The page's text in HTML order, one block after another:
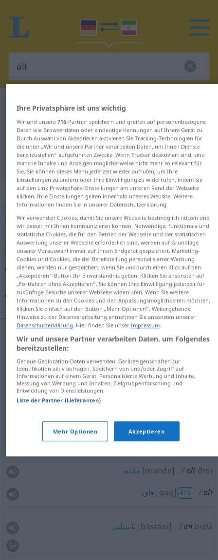
Deutsch-Persisch Wörterbuch
Deutsch-Persisch Übersetzung für
"alt"
"alt" Persisch Übersetzung
„alt“
Übersicht aller Übersetzungen
(Für mehr Details die Übersetzung anklicken/antippen)
كهنه, قدیمی, پیر, مسن بیات, مانده, قاق
باستانی
كهنه [kohne] alt
قدیمی [ġadimi]
مانده [mānde] alt Brot
قاق [qāq] AFG alt
باستانی [bāstāni] alt antik
Ihre Privatsphäre ist uns wichtig
Wir und unsere 716-Partner speichern und greifen auf personenbezogene
Daten wie Browserdaten oder eindeutige Kennungen auf Ihrem Gerät zu.
Durch Auswahl von Akzeptieren aktivieren Sie Tracking-Technologien für
die unter „Wir und unsere Partner verarbeiten Daten, um Ihnen Dienste
bereitzustellen“ aufgeführten Zwecke. Wenn Tracker deaktiviert sind, sind
manche Inhalte und Anzeigen möglicherweise nicht mehr so relevant für
Sie. Sie können dieses Menü jederzeit wieder aufrufen, um Ihre
Einstellungen zu ändern oder Ihre Einwilligung zu widerrufen, indem Sie
auf den Link Privatsphäre-Einstellungen am unteren Rand der Webseite
klicken. Ihre Einstellungen gelten innerhalb unseres Website. Weitere
Informationen finden Sie in unserer Datenschutzerklärung.
Wir verwenden Cookies, damit Sie unsere Webseite bestmöglich nutzen und
wir besser mit Ihnen kommunizieren können. Notwendige, funktionale und
statistische Cookies, die für den Betrieb der Webseite und der statistischen
Auswertung unserer Webseite erforderlich sind, werden auf Grundlage
unserer Vorauswahl immer auf Ihrem Endgerät gespeichert. Marketing-
Cookies und Cookies, die der Bereitstellung personalisierter Werbung
dienen, werden nur gespeichert, wenn Sie uns durch einen Klick auf den
„Akzeptieren“-Button Ihr Einverständnis geben. Klicken Sie ansonsten auf
„Fortfahren ohne Akzeptieren“. Sie können Ihre Einwilligung jederzeit für
zukünftige Besuche unserer Webseite widerrufen. Wenn Sie weitere
Informationen zu den Cookies und den Anpassungsmöglichkeiten möchten,
klicken Sie einfach auf den Button „Mehr Optionen“. Weitergehende
Hinweise zu der Datenverarbeitung entnehmen Sie ansonsten unserer
Datenschutzerklärung. Hier finden Sie unser Impressum.
Wir und unsere Partner verarbeiten Daten, um Folgendes
bereitzustellen:
Genaue Geolocation-Daten verwenden. Geräteeigenschaften zur
Identifikation aktiv abfragen. Speichern von und/oder Zugriff auf
Informationen auf einem Gerät. Personalisierte Werbung und Inhalte,
Messung von Werbung und Inhalten, Zielgruppenforschung und
Entwicklung von Dienstleistungen.
Liste der Partner (Lieferanten)
Mehr Optionen Akzeptieren